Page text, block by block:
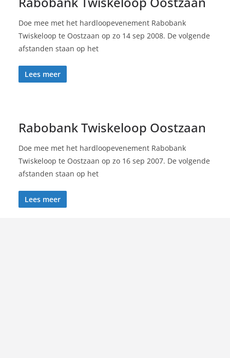
Doe mee met het hardloopevenement Rabobank
Twiskeloop te Oostzaan op zo 14 sep 2008. De volgende
afstanden staan op het
Lees meer
Rabobank Twiskeloop Oostzaan
Doe mee met het hardloopevenement Rabobank
Twiskeloop te Oostzaan op zo 16 sep 2007. De volgende
afstanden staan op het
Lees meer